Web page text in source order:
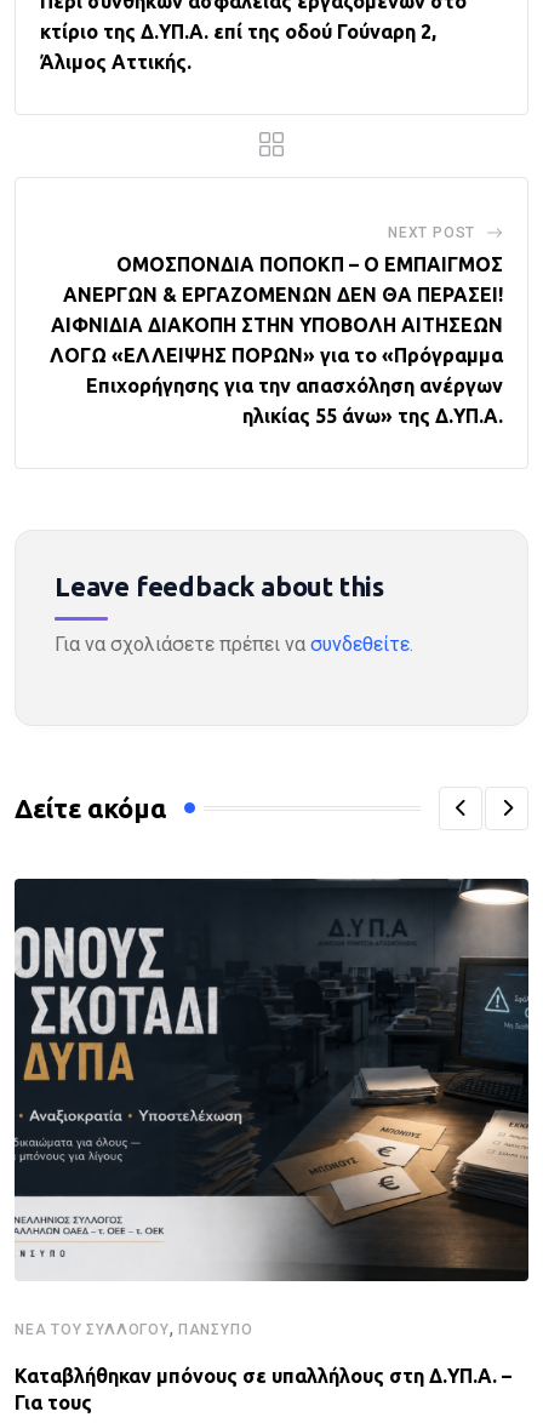
κτίριο της Δ.ΥΠ.Α. επί της οδού Γούναρη 2,
Άλιμος Αττικής.
NEXT POST
ΟΜΟΣΠΟΝΔΙΑ ΠΟΠΟΚΠ – Ο ΕΜΠΑΙΓΜΟΣ
ΑΝΕΡΓΩΝ & ΕΡΓΑΖΟΜΕΝΩΝ ΔΕΝ ΘΑ ΠΕΡΑΣΕΙ!
ΑΙΦΝΙΔΙΑ ΔΙΑΚΟΠΗ ΣΤΗΝ ΥΠΟΒΟΛΗ ΑΙΤΗΣΕΩΝ
ΛΟΓΩ «ΕΛΛΕΙΨΗΣ ΠΟΡΩΝ» για το «Πρόγραμμα
Επιχορήγησης για την απασχόληση ανέργων
ηλικίας 55 άνω» της Δ.ΥΠ.Α.
Leave feedback about this
Για να σχολιάσετε πρέπει να συνδεθείτε.
Δείτε ακόμα
ΝΈΑ ΤΟΥ ΣΥΛΛΌΓΟΥ, ΠΑΝΣΥΠΟ
Καταβλήθηκαν μπόνους σε υπαλλήλους στη Δ.ΥΠ.Α. –
Για τους